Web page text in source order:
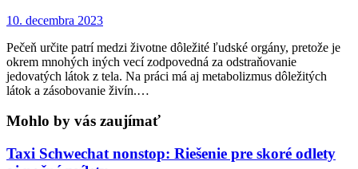
10. decembra 2023
Pečeň určite patrí medzi životne dôležité ľudské orgány, pretože je
okrem mnohých iných vecí zodpovedná za odstraňovanie
jedovatých látok z tela. Na práci má aj metabolizmus dôležitých
látok a zásobovanie živín.…
Mohlo by vás zaujímať
Taxi Schwechat nonstop: Riešenie pre skoré odlety